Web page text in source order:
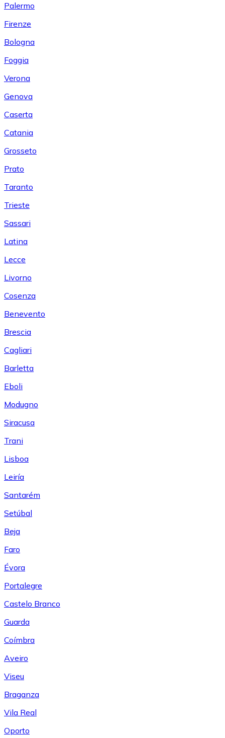
Palermo
Firenze
Bologna
Foggia
Verona
Genova
Caserta
Catania
Grosseto
Prato
Taranto
Trieste
Sassari
Latina
Lecce
Livorno
Cosenza
Benevento
Brescia
Cagliari
Barletta
Eboli
Modugno
Siracusa
Trani
Lisboa
Leiría
Santarém
Setúbal
Beja
Faro
Évora
Portalegre
Castelo Branco
Guarda
Coímbra
Aveiro
Viseu
Braganza
Vila Real
Oporto